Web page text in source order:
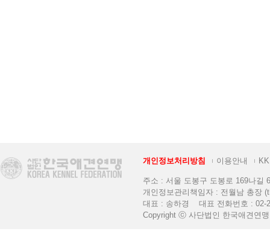
개인정보처리방침 이용안내
주소 : 서울 도봉구 도봉로 169나길
개인정보관리책임자 : 전월남 총장
대표 : 송하경 대표 전화번호 :
Copyright ⓒ 사단법인 한국애견연